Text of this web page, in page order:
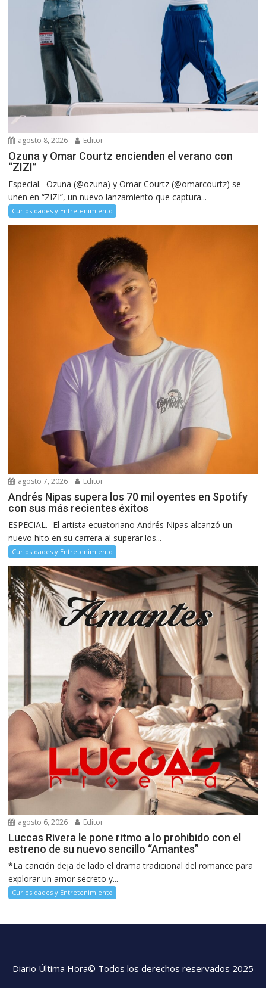
agosto 8, 2026 Editor
Ozuna y Omar Courtz encienden el verano con
“ZIZI”
Especial.- Ozuna (@ozuna) y Omar Courtz (@omarcourtz) se
unen en “ZIZI”, un nuevo lanzamiento que captura...
Curiosidades y Entretenimiento
agosto 7, 2026 Editor
Andrés Nipas supera los 70 mil oyentes en Spotify
con sus más recientes éxitos
ESPECIAL.- El artista ecuatoriano Andrés Nipas alcanzó un
nuevo hito en su carrera al superar los...
Curiosidades y Entretenimiento
agosto 6, 2026 Editor
Luccas Rivera le pone ritmo a lo prohibido con el
estreno de su nuevo sencillo “Amantes”
*La canción deja de lado el drama tradicional del romance para
explorar un amor secreto y...
Curiosidades y Entretenimiento
Diario Última Hora© Todos los derechos reservados 2025